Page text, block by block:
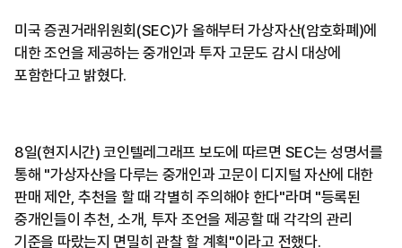
미국 증권거래위원회(SEC)가 올해부터 가상자산(암호화폐)에
대한 조언을 제공하는 중개인과 투자 고문도 감시 대상에
포함한다고 밝혔다.
8일(현지시간) 코인텔레그래프 보도에 따르면 SEC는 성명서를
통해 "가상자산을 다루는 중개인과 고문이 디지털 자산에 대한
판매 제안, 추천을 할 때 각별히 주의해야 한다"라며 "등록된
중개인들이 추천, 소개, 투자 조언을 제공할 때 각각의 관리
기준을 따랐는지 면밀히 관찰 할 계획"이라고 전했다.